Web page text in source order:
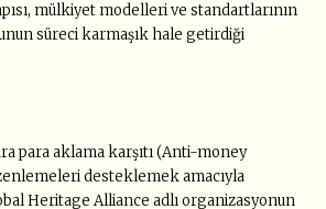
mülkiyet modelleri ve standartlarının
süreci karmaşık hale getirdiği
para aklama karşıtı (Anti-money
desteklemek amacıyla
Heritage Alliance adlı organizasyonun